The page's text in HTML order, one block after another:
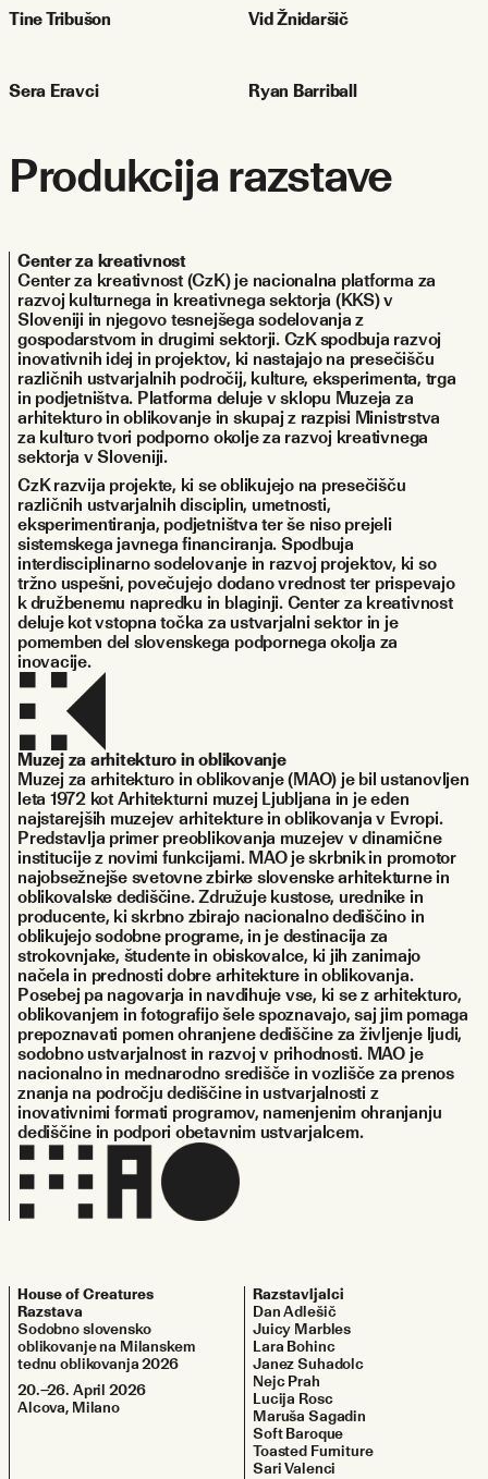
Sera Eravci
Vid Žnidaršič
Tine Tribušon
Ryan Barriball
Produkcija razstave
Center za kreativnost
Center za kreativnost (CzK) je nacionalna platforma za
razvoj kulturnega in kreativnega sektorja (KKS) v
Sloveniji in njegovo tesnejšega sodelovanja z
gospodarstvom in drugimi sektorji. CzK spodbuja razvoj
inovativnih idej in projektov, ki nastajajo na presečišču
različnih ustvarjalnih področij, kulture, eksperimenta, trga
in podjetništva. Platforma deluje v sklopu Muzeja za
arhitekturo in oblikovanje in skupaj z razpisi Ministrstva
za kulturo tvori podporno okolje za razvoj kreativnega
sektorja v Sloveniji.
CzK razvija projekte, ki se oblikujejo na presečišču
različnih ustvarjalnih disciplin, umetnosti,
eksperimentiranja, podjetništva ter še niso prejeli
sistemskega javnega financiranja. Spodbuja
interdisciplinarno sodelovanje in razvoj projektov, ki so
tržno uspešni, povečujejo dodano vrednost ter prispevajo
k družbenemu napredku in blaginji. Center za kreativnost
deluje kot vstopna točka za ustvarjalni sektor in je
pomemben del slovenskega podpornega okolja za
inovacije.
Muzej za arhitekturo in oblikovanje
Muzej za arhitekturo in oblikovanje (MAO) je bil ustanovljen
leta 1972 kot Arhitekturni muzej Ljubljana in je eden
najstarejših muzejev arhitekture in oblikovanja v Evropi.
Predstavlja primer preoblikovanja muzejev v dinamične
institucije z novimi funkcijami. MAO je skrbnik in promotor
najobsežnejše svetovne zbirke slovenske arhitekturne in
oblikovalske dediščine. Združuje kustose, urednike in
producente, ki skrbno zbirajo nacionalno dediščino in
oblikujejo sodobne programe, in je destinacija za
strokovnjake, študente in obiskovalce, ki jih zanimajo
načela in prednosti dobre arhitekture in oblikovanja.
Posebej pa nagovarja in navdihuje vse, ki se z arhitekturo,
oblikovanjem in fotografijo šele spoznavajo, saj jim pomaga
prepoznavati pomen ohranjene dediščine za življenje ljudi,
sodobno ustvarjalnost in razvoj v prihodnosti. MAO je
nacionalno in mednarodno središče in vozlišče za prenos
znanja na področju dediščine in ustvarjalnosti z
inovativnimi formati programov, namenjenim ohranjanju
dediščine in podpori obetavnim ustvarjalcem.
House of Creatures
Razstava
Sodobno slovensko
oblikovanje na Milanskem
tednu oblikovanja 2026
20.–26. April 2026
Alcova, Milano
Razstavljalci
Dan Adlešič
Juicy Marbles
Lara Bohinc
Janez Suhadolc
Nejc Prah
Lucija Rosc
Maruša Sagadin
Soft Baroque
Toasted Furniture
Sari Valenci